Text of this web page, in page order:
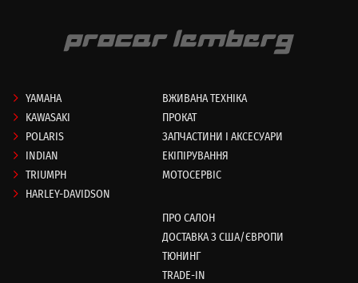
YAMAHA
KAWASAKI
POLARIS
INDIAN
TRIUMPH
HARLEY-DAVIDSON
ВЖИВАНА ТЕХНІКА
ПРОКАТ
ЗАПЧАСТИНИ І АКСЕСУАРИ
ЕКІПІРУВАННЯ
МОТОСЕРВІС
ПРО САЛОН
ДОСТАВКА З США/ЄВРОПИ
ТЮНИНГ
TRADE-IN